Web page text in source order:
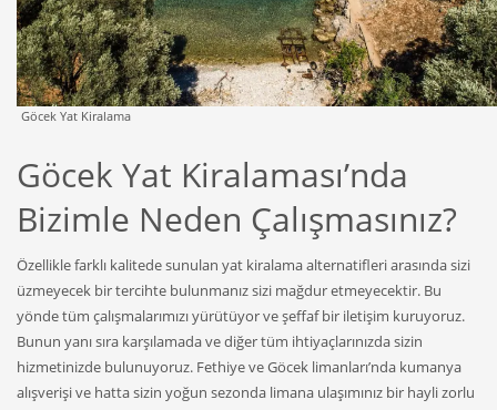
Göcek Yat Kiralama
Göcek Yat Kiralaması’nda
Bizimle Neden Çalışmasınız?
Özellikle farklı kalitede sunulan yat kiralama alternatifleri arasında sizi
üzmeyecek bir tercihte bulunmanız sizi mağdur etmeyecektir. Bu
yönde tüm çalışmalarımızı yürütüyor ve şeffaf bir iletişim kuruyoruz.
Bunun yanı sıra karşılamada ve diğer tüm ihtiyaçlarınızda sizin
hizmetinizde bulunuyoruz. Fethiye ve Göcek limanları’nda kumanya
alışverişi ve hatta sizin yoğun sezonda limana ulaşımınız bir hayli zorlu